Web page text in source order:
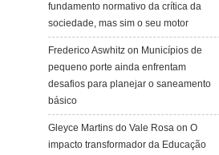
fundamento normativo da crítica da
sociedade, mas sim o seu motor
Frederico Aswhitz on Municípios de
pequeno porte ainda enfrentam
desafios para planejar o saneamento
básico
Gleyce Martins do Vale Rosa on O
impacto transformador da Educação